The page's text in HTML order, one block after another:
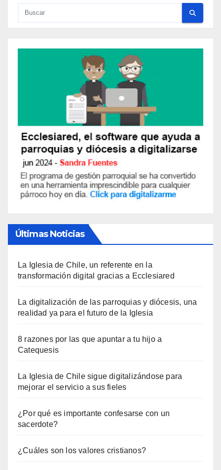
Últimas Noticias
La Iglesia de Chile, un referente en la
transformación digital gracias a Ecclesiared
La digitalización de las parroquias y diócesis, una
realidad ya para el futuro de la Iglesia
8 razones por las que apuntar a tu hijo a
Catequesis
La Iglesia de Chile sigue digitalizándose para
mejorar el servicio a sus fieles
¿Por qué es importante confesarse con un
sacerdote?
¿Cuáles son los valores cristianos?